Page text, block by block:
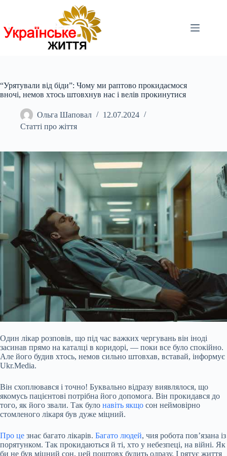
“Урятували від біди”: Чому ми раптово прокидаємося
вночі, немов хтось штовхнув нас і велів прокинутися
Ольга Шаповал
12.07.2024
Статті про жіття
Один лікар розповів, що під час важких чергувань він іноді
засинав прямо на каталці в коридорі, — поки все було спокійно.
Але його будив хтось, немов сильно штовхав, вставай, інформує
Ukr.Media.
Він схоплювався і точно! Буквально відразу виявлялося, що
якомусь пацієнтові потрібна його допомога. Він прокидався до
того, як його звали. Так було навіть якщо сон неймовірно
стомленого лікаря був дуже міцний.
Про це знає багато лікарів. Багато людей, чия робота пов’язана із
порятунком. Так прокидаються й ті, хто у небезпеці, на війні. Як
би не був міцний сон, цей поштовх будить одразу. І рятує життя